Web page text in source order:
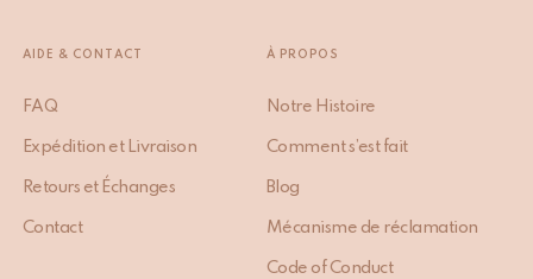
AIDE & CONTACT
FAQ
Expédition et Livraison
Retours et Échanges
Contact
À PROPOS
Notre Histoire
Comment s’est fait
Blog
Mécanisme de réclamation
Code of Conduct